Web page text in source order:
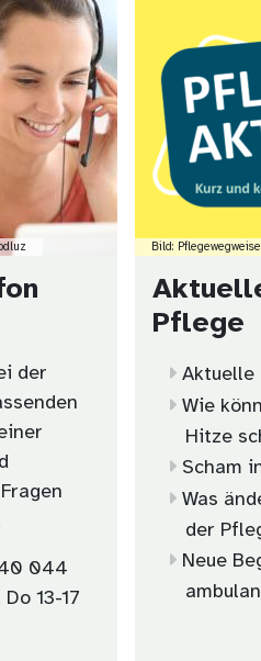
der
044
13-17
Bild:
Pflege
Aktuelle
Wie
Hitze
Scham
Was
der
Neue